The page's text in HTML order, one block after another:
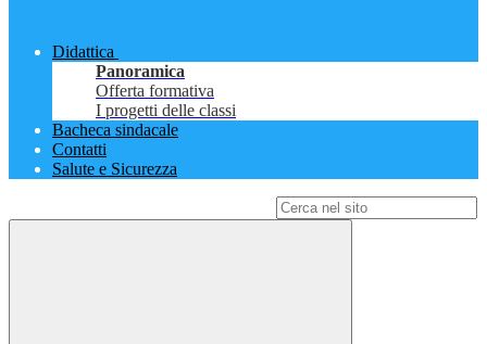
Didattica
Panoramica
Offerta formativa
I progetti delle classi
Bacheca sindacale
Contatti
Salute e Sicurezza